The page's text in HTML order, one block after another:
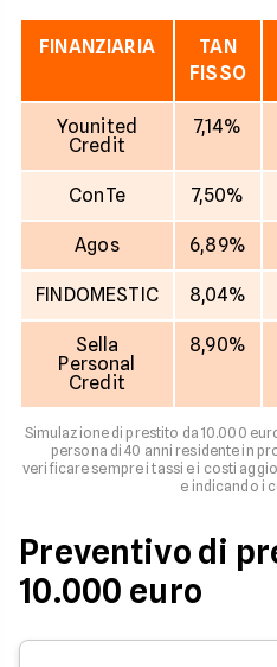
FINANZIARIA
TAN
FISSO
Younited
Credit
7,14%
ConTe 7,50%
Agos 6,89%
FINDOMESTIC 8,04%
Sella
Personal
Credit
8,90%
Simulazione di prestito da 10.000
persona di 40 anni residente in
verificare sempre i tassi e i costi
e indicando i
Preventivo di
10.000 euro